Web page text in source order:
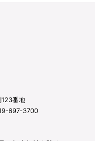
番地
697-3700